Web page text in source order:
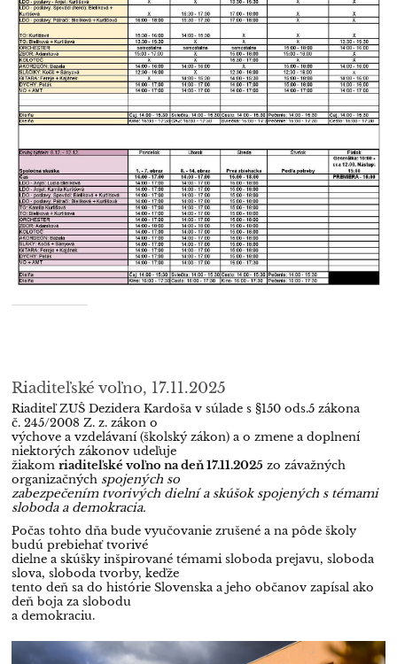
Riaditeľské voľno, 17.11.2025
Riaditeľ ZUŠ Dezidera Kardoša v súlade s §150 ods.5 zákona
č. 245/2008 Z. z. zákon o
výchove a vzdelávaní (školský zákon) a o zmene a doplnení
niektorých zákonov udeľuje
žiakomriaditeľské voľno na deň 17.11.2025 zo závažných
organizačných spojených so
zabezpečením tvorivých dielní a skúšok spojených s témami
sloboda a demokracia.
Počas tohto dňa bude vyučovanie zrušené a na pôde školy
budú prebiehať tvorivé
dielne a skúšky inšpirované témami sloboda prejavu, sloboda
slova, sloboda tvorby, keďže
tento deň sa do histórie Slovenska a jeho občanov zapísal ako
deň boja za slobodu
a demokraciu.